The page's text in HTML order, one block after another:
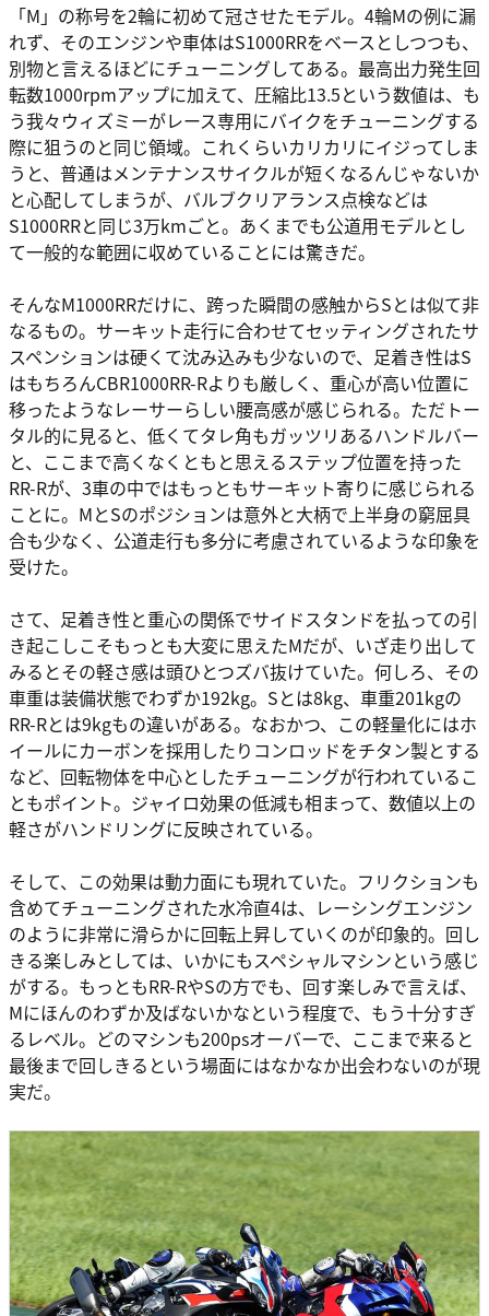
「M」の称号を2輪に初めて冠させたモデル。4輪Mの例に漏
れず、そのエンジンや車体はS1000RRをベースとしつつも、
別物と言えるほどにチューニングしてある。最高出力発生回
転数1000rpmアップに加えて、圧縮比13.5という数値は、も
う我々ウィズミーがレース専用にバイクをチューニングする
際に狙うのと同じ領域。これくらいカリカリにイジってしま
うと、普通はメンテナンスサイクルが短くなるんじゃないか
と心配してしまうが、バルブクリアランス点検などは
S1000RRと同じ3万kmごと。あくまでも公道用モデルとし
て一般的な範囲に収めていることには驚きだ。
そんなM1000RRだけに、跨った瞬間の感触からSとは似て非
なるもの。サーキット走行に合わせてセッティングされたサ
スペンションは硬くて沈み込みも少ないので、足着き性はS
はもちろんCBR1000RR-Rよりも厳しく、重心が高い位置に
移ったようなレーサーらしい腰高感が感じられる。ただトー
タル的に見ると、低くてタレ角もガッツリあるハンドルバー
と、ここまで高くなくともと思えるステップ位置を持った
RR-Rが、3車の中ではもっともサーキット寄りに感じられる
ことに。MとSのポジションは意外と大柄で上半身の窮屈具
合も少なく、公道走行も多分に考慮されているような印象を
受けた。
さて、足着き性と重心の関係でサイドスタンドを払っての引
き起こしこそもっとも大変に思えたMだが、いざ走り出して
みるとその軽さ感は頭ひとつズバ抜けていた。何しろ、その
車重は装備状態でわずか192kg。Sとは8kg、車重201kgの
RR-Rとは9kgもの違いがある。なおかつ、この軽量化にはホ
イールにカーボンを採用したりコンロッドをチタン製とする
など、回転物体を中心としたチューニングが行われているこ
ともポイント。ジャイロ効果の低減も相まって、数値以上の
軽さがハンドリングに反映されている。
そして、この効果は動力面にも現れていた。フリクションも
含めてチューニングされた水冷直4は、レーシングエンジン
のように非常に滑らかに回転上昇していくのが印象的。回し
きる楽しみとしては、いかにもスペシャルマシンという感じ
がする。もっともRR-RやSの方でも、回す楽しみで言えば、
Mにほんのわずか及ばないかなという程度で、もう十分すぎ
るレベル。どのマシンも200psオーバーで、ここまで来ると
最後まで回しきるという場面にはなかなか出会わないのが現
実だ。